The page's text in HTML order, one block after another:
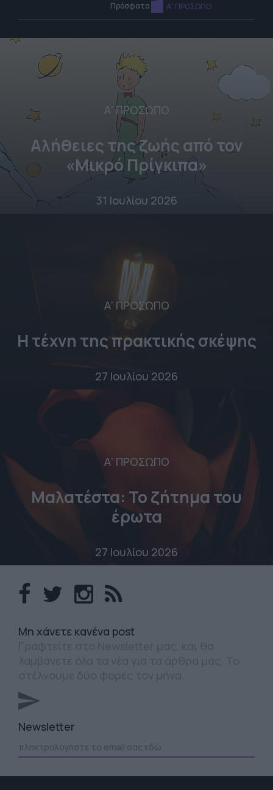
Πρόσφατα Α' ΠΡΟΣΩΠΟ
Α' ΠΡΟΣΩΠΟ
Αλήθειες της ζωής από τον
«Μικρό Πρίγκιπα»
31 Ιουλίου 2026
Α' ΠΡΟΣΩΠΟ
Η τέχνη της πρακτικής σκέψης
27 Ιουλίου 2026
Α' ΠΡΟΣΩΠΟ
Μαλατέστα: Το ζήτημα του
έρωτα
27 Ιουλίου 2026
Mη χάνετε κανένα post
Newsletter